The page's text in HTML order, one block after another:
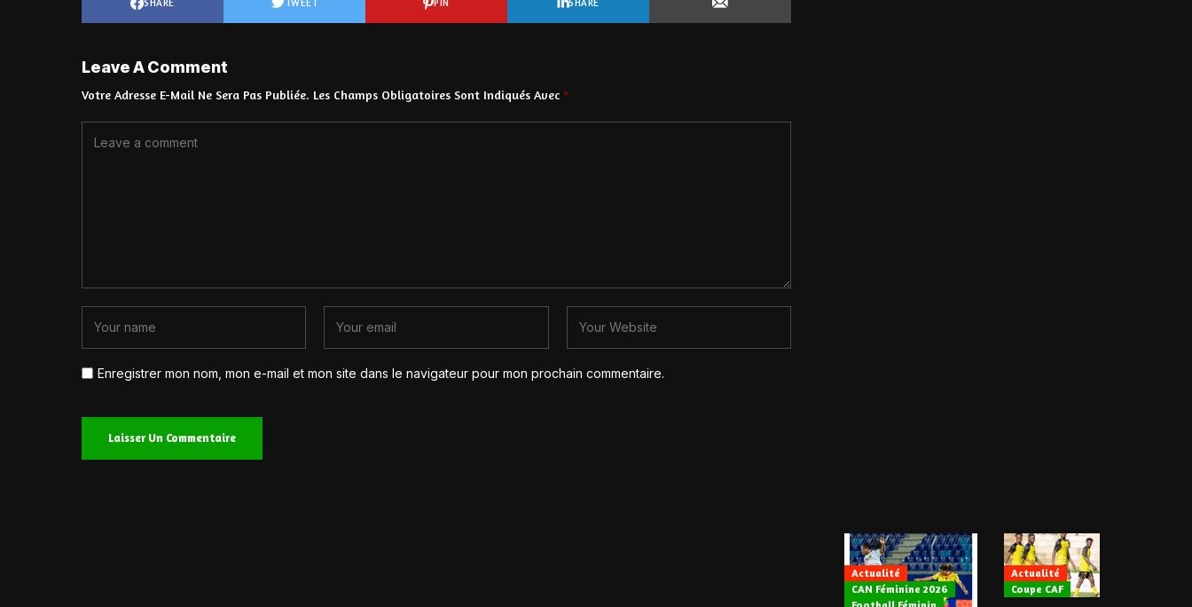
SHARE TWEET PIN SHARE
Leave A Comment
Votre Adresse E-Mail Ne Sera Pas Publiée. Les Champs Obligatoires Sont Indiqués Avec *
Enregistrer mon nom, mon e-mail et mon site dans le navigateur pour mon prochain commentaire.
Actualité
CAN Féminine 2026
Actualité
Coupe CAF